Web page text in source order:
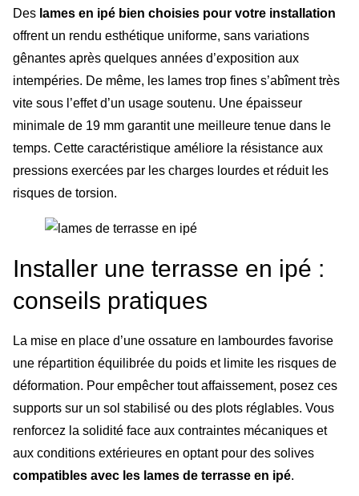
Des lames en ipé bien choisies pour votre installation
offrent un rendu esthétique uniforme, sans variations
gênantes après quelques années d’exposition aux
intempéries. De même, les lames trop fines s’abîment très
vite sous l’effet d’un usage soutenu. Une épaisseur
minimale de 19 mm garantit une meilleure tenue dans le
temps. Cette caractéristique améliore la résistance aux
pressions exercées par les charges lourdes et réduit les
risques de torsion.
Installer une terrasse en ipé :
conseils pratiques
La mise en place d’une ossature en lambourdes favorise
une répartition équilibrée du poids et limite les risques de
déformation. Pour empêcher tout affaissement, posez ces
supports sur un sol stabilisé ou des plots réglables. Vous
renforcez la solidité face aux contraintes mécaniques et
aux conditions extérieures en optant pour des solives
compatibles avec les lames de terrasse en ipé.